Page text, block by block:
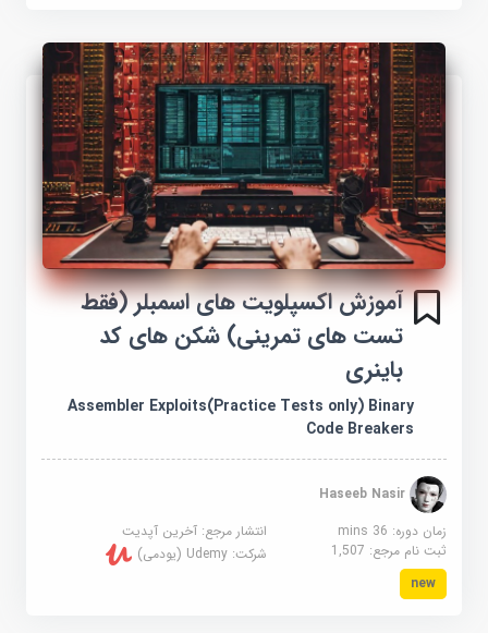
آموزش اکسپلویت های اسمبلر (فقط
تست های تمرینی) شکن های کد
باینری
Assembler Exploits(Practice Tests only) Binary
Code Breakers
Haseeb Nasir
زمان دوره: 36 mins
انتشار مرجع:آخرین آپدیت
ثبت نام مرجع:1,507 شرکت:Udemy (یودمی)
new